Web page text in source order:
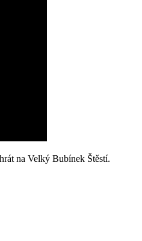
na Velký Bubínek Štěstí.